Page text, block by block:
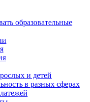
образовательные
и детей
в разных сферах